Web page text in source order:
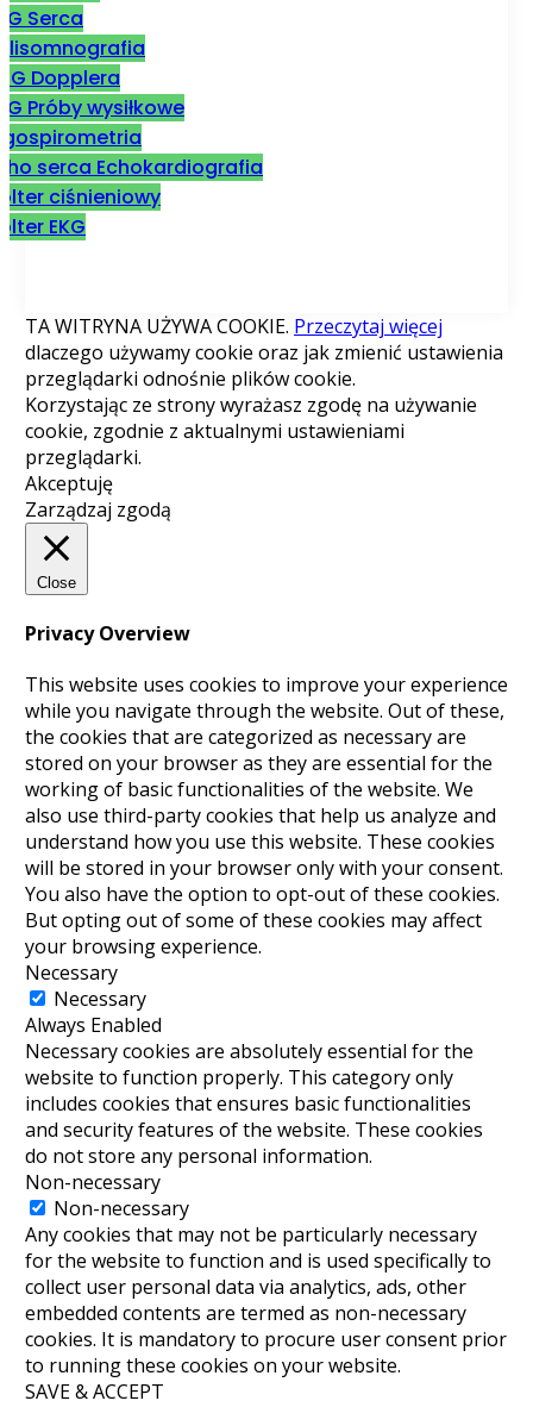
Serca
Dopplera
Próby wysiłkowe
serca Echokardiografia
ciśnieniowy
EKG
TA WITRYNA UŻYWA COOKIE. Przeczytaj więcej
dlaczego używamy cookie oraz jak zmienić ustawienia
przeglądarki odnośnie plików cookie.
Korzystając ze strony wyrażasz zgodę na używanie
cookie, zgodnie z aktualnymi ustawieniami
przeglądarki.
Akceptuję
Zarządzaj zgodą
Close
Privacy Overview
This website uses cookies to improve your experience
while you navigate through the website. Out of these,
the cookies that are categorized as necessary are
stored on your browser as they are essential for the
working of basic functionalities of the website. We
also use third-party cookies that help us analyze and
understand how you use this website. These cookies
will be stored in your browser only with your consent.
You also have the option to opt-out of these cookies.
But opting out of some of these cookies may affect
your browsing experience.
Necessary
Necessary
Always Enabled
Necessary cookies are absolutely essential for the
website to function properly. This category only
includes cookies that ensures basic functionalities
and security features of the website. These cookies
do not store any personal information.
Non-necessary
Non-necessary
Any cookies that may not be particularly necessary
for the website to function and is used specifically to
collect user personal data via analytics, ads, other
embedded contents are termed as non-necessary
cookies. It is mandatory to procure user consent prior
to running these cookies on your website.
SAVE & ACCEPT